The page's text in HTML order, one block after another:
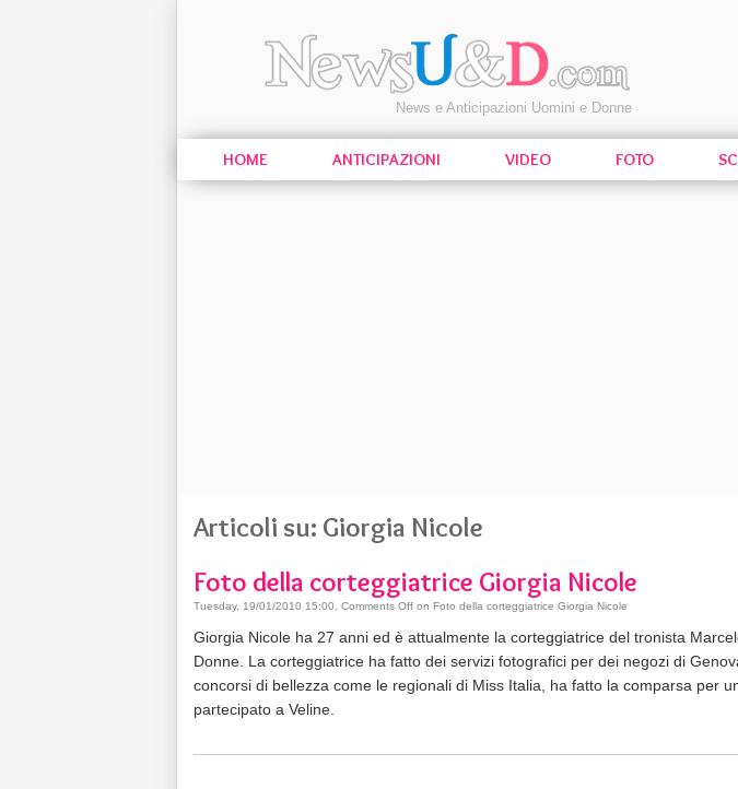
News e Anticipazioni Uomini e Donne
HOME ANTICIPAZIONI VIDEO FOTO
Articoli su: Giorgia Nicole
Foto della corteggiatrice Giorgia Nicole
Tuesday, 19/01/2010 15:00 Comments Off on Foto della corteggiatrice Giorgia Nicole
Giorgia Nicole ha 27 anni ed è attualmente la corteggiatrice del tronista
Donne. La corteggiatrice ha fatto dei servizi fotografici per dei negozi di
concorsi di bellezza come le regionali di Miss Italia, ha fatto la comparsa per
partecipato a Veline.